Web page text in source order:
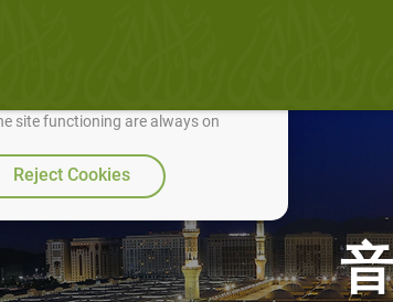
and so we can continually improve it.
site functioning are always on
Reject Cookies